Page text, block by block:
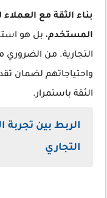
بناء الثقة مع
المستخدم، بل هو
التجارية. من الضروري
واحتياجاتهم لضمان
الثقة باستمرار.
الربط بين
التجاري